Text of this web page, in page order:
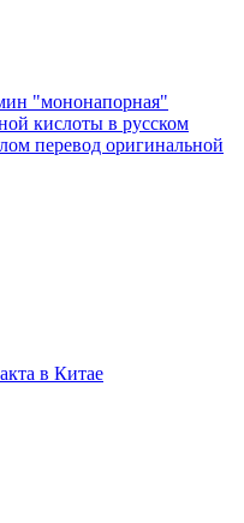
"мононапорная"
кислоты в русском
перевод оригинальной
в Китае